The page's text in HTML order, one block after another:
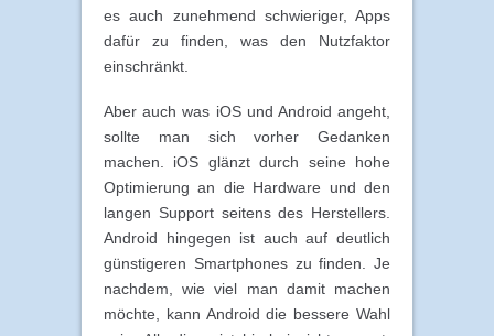
es auch zunehmend schwieriger, Apps
dafür zu finden, was den Nutzfaktor
einschränkt.
Aber auch was iOS und Android angeht,
sollte man sich vorher Gedanken
machen. iOS glänzt durch seine hohe
Optimierung an die Hardware und den
langen Support seitens des Herstellers.
Android hingegen ist auch auf deutlich
günstigeren Smartphones zu finden. Je
nachdem, wie viel man damit machen
möchte, kann Android die bessere Wahl